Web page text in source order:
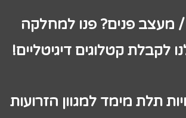
/ מעצב פנים? פנו למחלקה
לקבלת קטלוגים דיגיטליים!
תלת מימד למגוון הזרועות